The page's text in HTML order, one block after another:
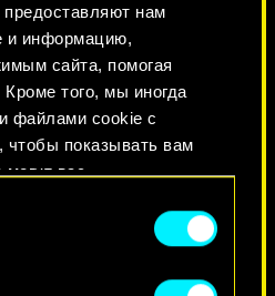
нам
и информацию,
сайта, помогая
того, мы иногда
файлами cookie с
чтобы показывать вам
вас
файлы